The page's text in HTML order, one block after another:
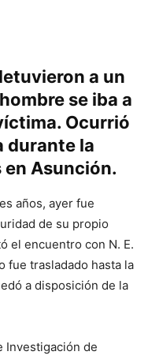
a un
se iba a
Ocurrió
durante la
en Asunción.
años, ayer fue
de su propio
el encuentro con N. E.
fue trasladado hasta la
a disposición de la
Investigación de